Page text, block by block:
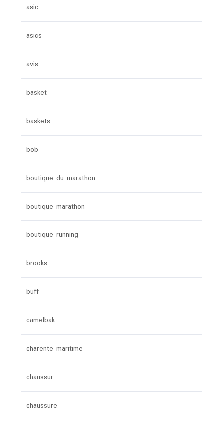
asic
asics
avis
basket
baskets
bob
boutique du marathon
boutique marathon
boutique running
brooks
buff
camelbak
charente maritime
chaussur
chaussure